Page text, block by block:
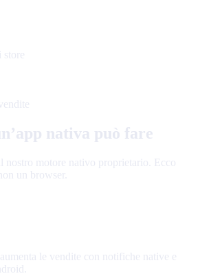
store
nativa può fare
nostro motore nativo proprietario. Ecco
un browser.
le vendite con notifiche native e